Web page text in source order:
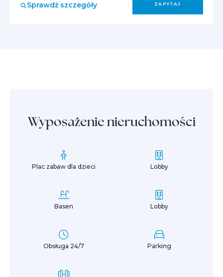
Sprawdź szczegóły ZAPYTAJ
Wyposażenie nieruchomości
Plac zabaw dla dzieci Lobby
Basen Lobby
Obsługa 24/7 Parking